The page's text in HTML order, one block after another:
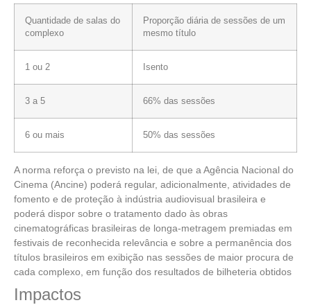
Quantidade de salas do
complexo
Proporção diária de sessões de um
mesmo título
1 ou 2 Isento
3 a 5 66% das sessões
6 ou mais 50% das sessões
A norma reforça o previsto na lei, de que a Agência Nacional do
Cinema (Ancine) poderá regular, adicionalmente, atividades de
fomento e de proteção à indústria audiovisual brasileira e
poderá dispor sobre o tratamento dado às obras
cinematográficas brasileiras de longa-metragem premiadas em
festivais de reconhecida relevância e sobre a permanência dos
títulos brasileiros em exibição nas sessões de maior procura de
cada complexo, em função dos resultados de bilheteria obtidos
Impactos